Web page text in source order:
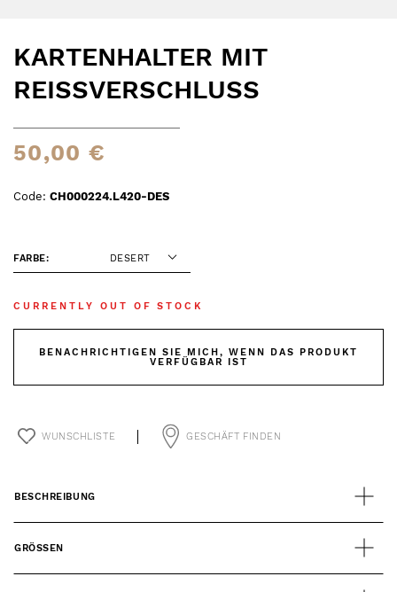
KARTENHALTER MIT
REISSVERSCHLUSS
50,00 €
Code: CH000224.L420-DES
FARBE: DESERT
CURRENTLY OUT OF STOCK
BENACHRICHTIGEN SIE MICH, WENN DAS PRODUKT
VERFÜGBAR IST
WUNSCHLISTE GESCHÄFT FINDEN
BESCHREIBUNG
GRÖSSEN